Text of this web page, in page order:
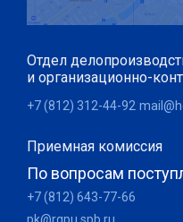
Отдел
и организационно-
+7 (812) 312-44-92
Приемная комиссия
По вопросам
+7 (812) 643-77-66